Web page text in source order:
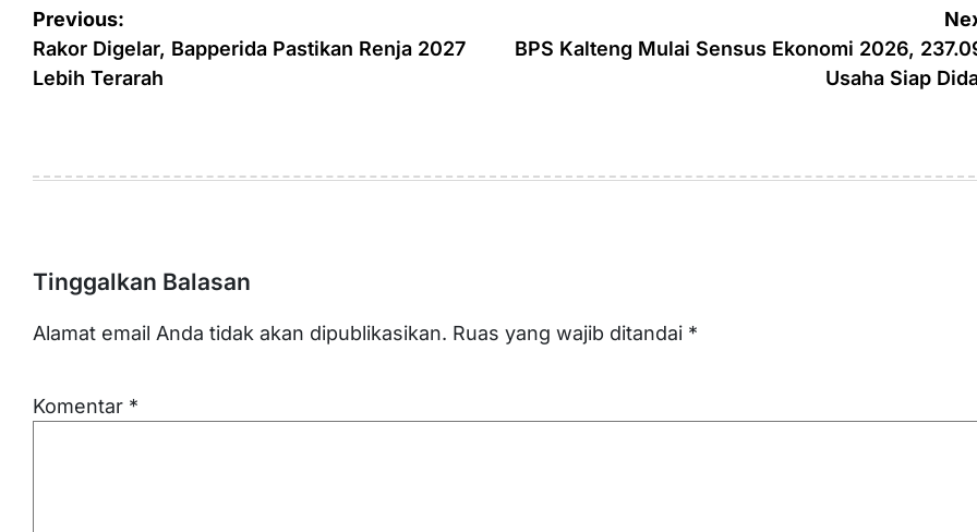
Navigasi
pos
Previous:
Rakor Digelar, Bapperida Pastikan Renja 2027
Lebih Terarah
BPS Kalteng Mulai Sensus Ekonomi 2026,
Usaha Siap
Tinggalkan Balasan
Alamat email Anda tidak akan dipublikasikan. Ruas yang wajib ditandai *
Komentar *